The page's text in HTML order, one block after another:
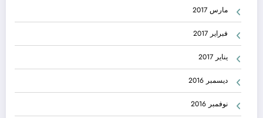
مارس 2017
فبراير 2017
يناير 2017
ديسمبر 2016
نوفمبر 2016